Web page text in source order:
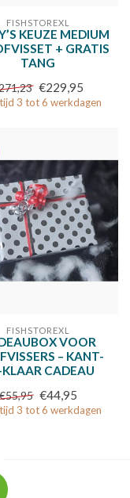
FISHSTOREXL
KEUZE MEDIUM
+ GRATIS
TANG
€229,95
3 tot 6 werkdagen
FISHSTOREXL
VOOR
– KANT-
KLAAR CADEAU
€55,95 €44,95
3 tot 6 werkdagen